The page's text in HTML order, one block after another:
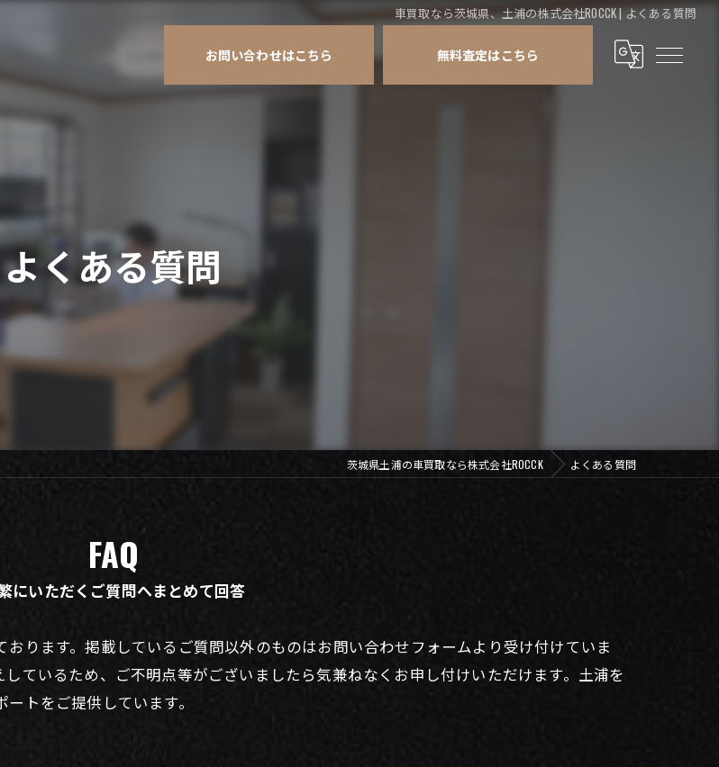
車買取なら茨城県、土浦の株式会社ROCCK | よくある質問
お問い合わせはこちら 無料査定はこちら
よくある質問
茨城県土浦の車買取なら株式会社ROCCK よくある質問
にいただくご質問へまとめて回答
FAQ
ります。掲載しているご質問以外のものはお問い合わせフォームより受け付けていま
ているため、ご不明点等がございましたら気兼ねなくお申し付けいただけます。土浦を
トをご提供しています。